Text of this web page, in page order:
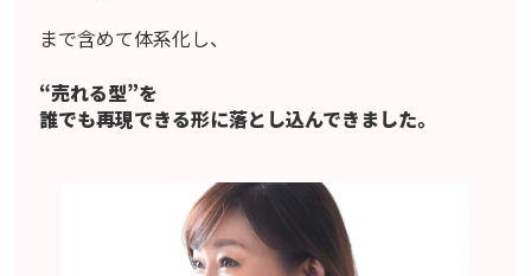
まで含めて体系化し、
“売れる型”を
誰でも再現できる形に落とし込んできました。